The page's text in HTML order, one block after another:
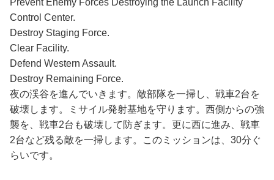
Prevent Enemy Forces Destroying the Launch Facility
Control Center.
Destroy Staging Force.
Clear Facility.
Defend Western Assault.
Destroy Remaining Force.
夜の渓谷を進んでいきます。敵部隊を一掃し、戦車2台を
破壊します。ミサイル発射基地を守ります。西側からの強
襲を、戦車2台も破壊して防ぎます。更に西に進み、戦車
2台など残る敵を一掃します。このミッションは、30分ぐ
らいです。